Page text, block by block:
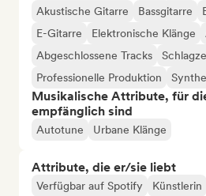
Akustische Gitarre Bassgitarre
E-Gitarre
Elektronische Klänge
Abgeschlossene Tracks
Professionelle Produktion
Musikalische Attribute, für
empfänglich sind
Autotune Urbane Klänge
Attribute, die er/sie liebt
Verfügbar auf Spotify Künstlerin